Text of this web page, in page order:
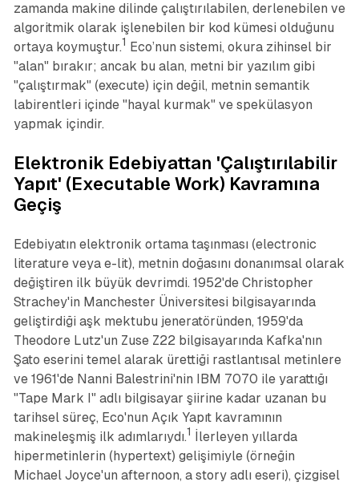
zamanda makine dilinde çalıştırılabilen, derlenebilen ve
algoritmik olarak işlenebilen bir kod kümesi olduğunu
ortaya koymuştur.1 Eco’nun sistemi, okura zihinsel bir
"alan" bırakır; ancak bu alan, metni bir yazılım gibi
"çalıştırmak" (execute) için değil, metnin semantik
labirentleri içinde "hayal kurmak" ve spekülasyon
yapmak içindir.
Elektronik Edebiyattan 'Çalıştırılabilir
Yapıt' (Executable Work) Kavramına
Geçiş
Edebiyatın elektronik ortama taşınması (electronic
literature veya e-lit), metnin doğasını donanımsal olarak
değiştiren ilk büyük devrimdi. 1952'de Christopher
Strachey'in Manchester Üniversitesi bilgisayarında
geliştirdiği aşk mektubu jeneratöründen, 1959'da
Theodore Lutz'un Zuse Z22 bilgisayarında Kafka'nın
Şato eserini temel alarak ürettiği rastlantısal metinlere
ve 1961'de Nanni Balestrini'nin IBM 7070 ile yarattığı
"Tape Mark I" adlı bilgisayar şiirine kadar uzanan bu
tarihsel süreç, Eco'nun Açık Yapıt kavramının
makineleşmiş ilk adımlarıydı.1 İlerleyen yıllarda
hipermetinlerin (hypertext) gelişimiyle (örneğin
Michael Joyce'un afternoon, a storyadlı eseri), çizgisel